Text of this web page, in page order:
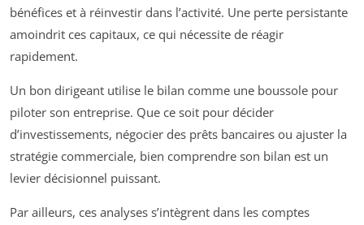
bénéfices et à réinvestir dans l’activité. Une perte persistante
amoindrit ces capitaux, ce qui nécessite de réagir
rapidement.
Un bon dirigeant utilise le bilan comme une boussole pour
piloter son entreprise. Que ce soit pour décider
d’investissements, négocier des prêts bancaires ou ajuster la
stratégie commerciale, bien comprendre son bilan est un
levier décisionnel puissant.
Par ailleurs, ces analyses s’intègrent dans les comptes